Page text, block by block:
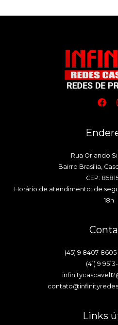
Rua Orlando
Bairro Brasília,
CEP:
Horário de atendimento: de
18h
(45) 9 8407-
(41) 9
Links